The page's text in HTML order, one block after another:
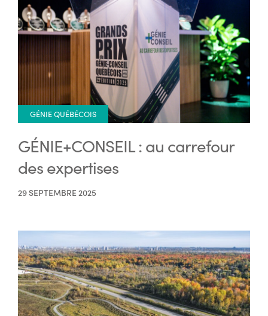
GÉNIE QUÉBÉCOIS
GÉNIE+CONSEIL : au carrefour
des expertises
29 SEPTEMBRE 2025